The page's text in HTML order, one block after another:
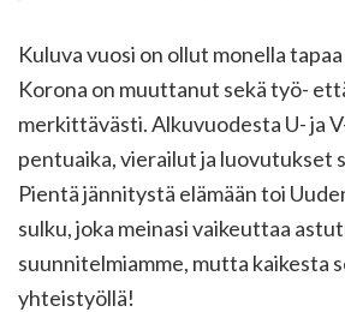
Kuluva vuosi on ollut monella
Korona on muuttanut sekä työ-
merkittävästi. Alkuvuodesta U- ja
pentuaika, vierailut ja luovutukset
Pientä jännitystä elämään toi
sulku, joka meinasi vaikeuttaa
suunnitelmiamme, mutta kaikesta
yhteistyöllä!